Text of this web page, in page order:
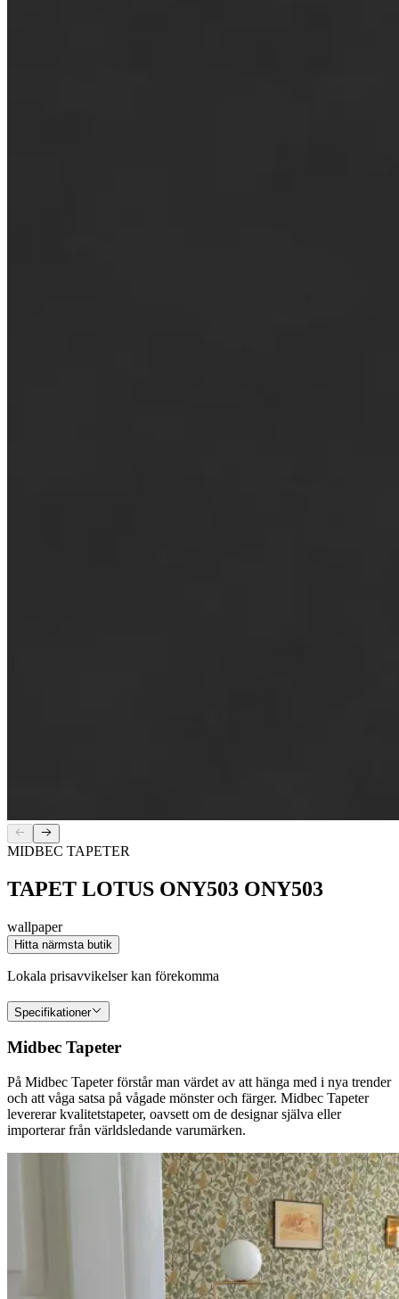
MIDBEC TAPETER
TAPET LOTUS ONY503 ONY503
wallpaper
Hitta närmsta butik
Lokala prisavvikelser kan förekomma
Specifikationer
Midbec Tapeter
På Midbec Tapeter förstår man värdet av att hänga med i nya trender
och att våga satsa på vågade mönster och färger. Midbec Tapeter
levererar kvalitetstapeter, oavsett om de designar själva eller
importerar från världsledande varumärken.